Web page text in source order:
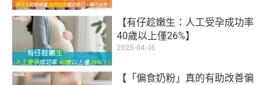
【有仔趁嫩生：人工受孕成功率
40歲以上僅26%】
2025-04-16
【「偏食奶粉」真的有助改善偏